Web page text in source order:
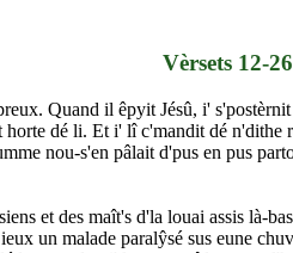
Vèrsets 12-26
Quand il êpyit Jésû, i'
dé li. Et i' lî c'mandit dé
nou-s'en pâlait d'pus en pus
et des maît's d'la louai assis là-
un malade paralŷsé sus eune